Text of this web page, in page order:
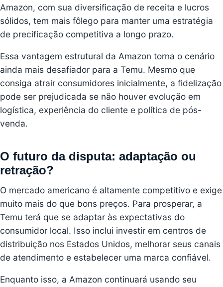
Amazon, com sua diversificação de receita e lucros
sólidos, tem mais fôlego para manter uma estratégia
de precificação competitiva a longo prazo.
Essa vantagem estrutural da Amazon torna o cenário
ainda mais desafiador para a Temu. Mesmo que
consiga atrair consumidores inicialmente, a fidelização
pode ser prejudicada se não houver evolução em
logística, experiência do cliente e política de pós-
venda.
O futuro da disputa: adaptação ou
retração?
O mercado americano é altamente competitivo e exige
muito mais do que bons preços. Para prosperar, a
Temu terá que se adaptar às expectativas do
consumidor local. Isso inclui investir em centros de
distribuição nos Estados Unidos, melhorar seus canais
de atendimento e estabelecer uma marca confiável.
Enquanto isso, a Amazon continuará usando seu